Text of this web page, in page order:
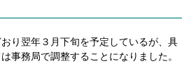
り翌年３月下旬を予定しているが、具
事務局で調整することになりました。